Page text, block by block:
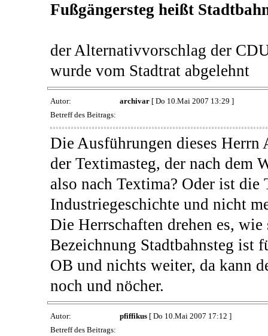
Fußgängersteg heißt
der Alternativvorschlag der
wurde vom Stadtrat abgelehnt
Autor: archivar[ Do 10.Mai 2007 13:29 ]
Betreff des Beitrags:
Die Ausführungen dieses
der Textimasteg, der nach dem
also nach Textima? Oder ist
Industriegeschichte und nicht
Die Herrschaften drehen es, wie
Bezeichnung Stadtbahnsteg ist
OB und nichts weiter, da kann
noch und nöcher.
Autor: pfiffikus[ Do 10.Mai 2007 17:12 ]
Betreff des Beitrags: